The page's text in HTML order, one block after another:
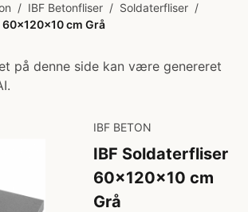
/ IBF Betonfliser / Soldaterfliser /
cm Grå
på denne side kan være genereret
IBF BETON
IBF Soldaterfliser
60x120x10 cm
Grå